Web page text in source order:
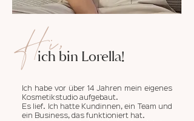
Hi,
ich bin Lorella!
Ich habe vor über 14 Jahren mein eigenes
Kosmetikstudio aufgebaut.
Es lief. Ich hatte Kundinnen, ein Team und
ein Business, das funktioniert hat.